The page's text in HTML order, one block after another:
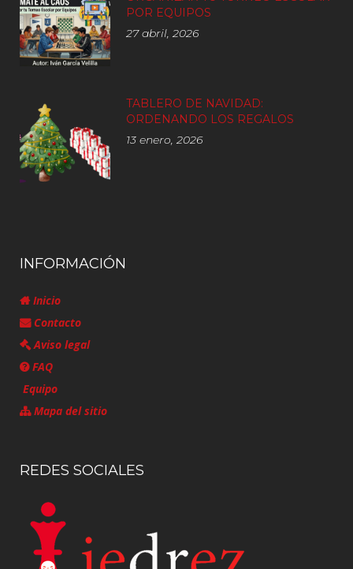
POR EQUIPOS
27 abril, 2026
TABLERO DE NAVIDAD:
ORDENANDO LOS REGALOS
13 enero, 2026
INFORMACIÓN
Inicio
Contacto
Aviso legal
FAQ
Equipo
Mapa del sitio
REDES SOCIALES